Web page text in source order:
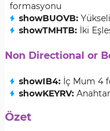
formasyonu
showBUOVB:
showTMHTB: İki
Non Directional or
showIB4: İç Mum 4
showKEYRV:
Özet